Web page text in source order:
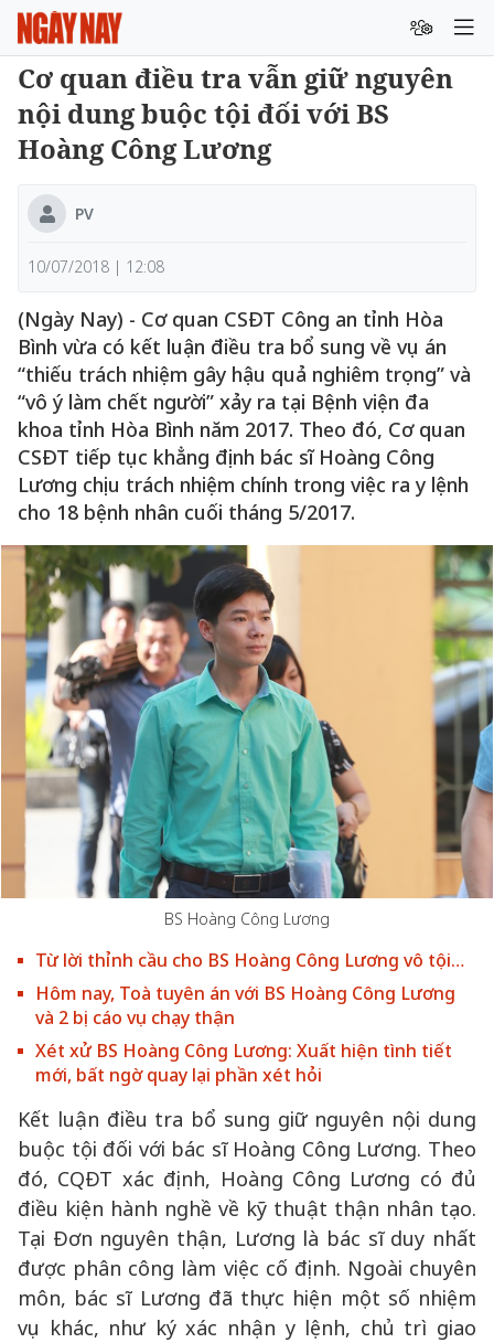
Cơ quan điều tra vẫn giữ nguyên
nội dung buộc tội đối với BS
Hoàng Công Lương
PV
10/07/2018 | 12:08
(Ngày Nay) - Cơ quan CSĐT Công an tỉnh Hòa
Bình vừa có kết luận điều tra bổ sung về vụ án
“thiếu trách nhiệm gây hậu quả nghiêm trọng” và
“vô ý làm chết người” xảy ra tại Bệnh viện đa
khoa tỉnh Hòa Bình năm 2017. Theo đó, Cơ quan
CSĐT tiếp tục khẳng định bác sĩ Hoàng Công
Lương chịu trách nhiệm chính trong việc ra y lệnh
cho 18 bệnh nhân cuối tháng 5/2017.
BS Hoàng Công Lương
Từ lời thỉnh cầu cho BS Hoàng Công Lương vô tội…
Hôm nay, Toà tuyên án với BS Hoàng Công Lương
và 2 bị cáo vụ chạy thận
Xét xử BS Hoàng Công Lương: Xuất hiện tình tiết
mới, bất ngờ quay lại phần xét hỏi
Kết luận điều tra bổ sung giữ nguyên nội dung
buộc tội đối với bác sĩ Hoàng Công Lương. Theo
đó, CQĐT xác định, Hoàng Công Lương có đủ
điều kiện hành nghề về kỹ thuật thận nhân tạo.
Tại Đơn nguyên thận, Lương là bác sĩ duy nhất
được phân công làm việc cố định. Ngoài chuyên
môn, bác sĩ Lương đã thực hiện một số nhiệm
vụ khác, như ký xác nhận y lệnh, chủ trì giao